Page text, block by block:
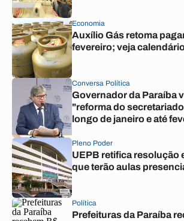
Economia
Auxílio Gás retoma
fevereiro; veja
Conversa Política
Governador da Paraíba
"reforma do
longo de janeiro e até
Pleno Poder
UEPB retifica resolução
que terão aulas
Política
Prefeituras da Paraíba